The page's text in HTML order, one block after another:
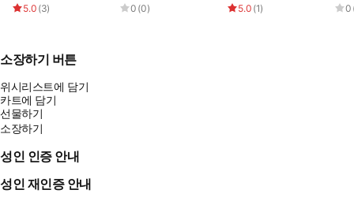
5.0 (3) 0 (0) 5.0 (1) 0
소장하기 버튼
위시리스트에 담기
카트에 담기
선물하기
소장하기
성인 인증 안내
성인 재인증 안내